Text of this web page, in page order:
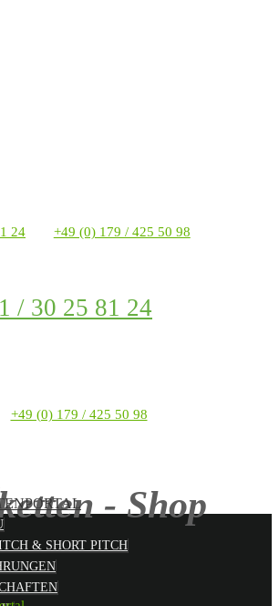
24 +49 (0) 179 / 425 50 98
/ 30 25 81 24
+49 (0) 179 / 425 50 98
- Shop
& SHORT PITCH